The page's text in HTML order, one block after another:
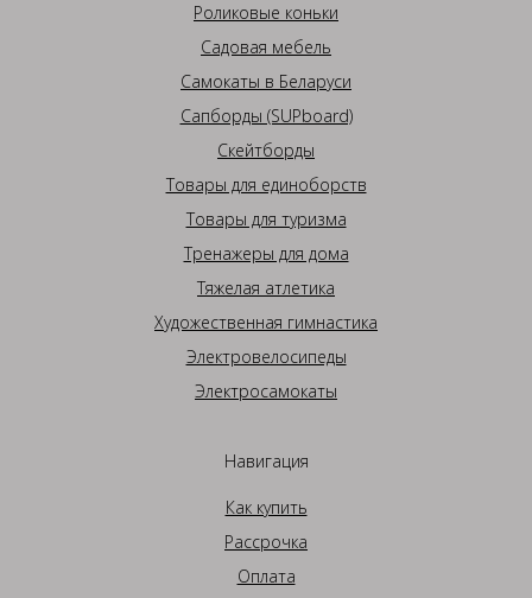
Роликовые коньки
Садовая мебель
Самокаты в Беларуси
Сапборды (SUPboard)
Скейтборды
Товары для единоборств
Товары для туризма
Тренажеры для дома
Тяжелая атлетика
Художественная гимнастика
Электровелосипеды
Электросамокаты
Навигация
Как купить
Рассрочка
Оплата